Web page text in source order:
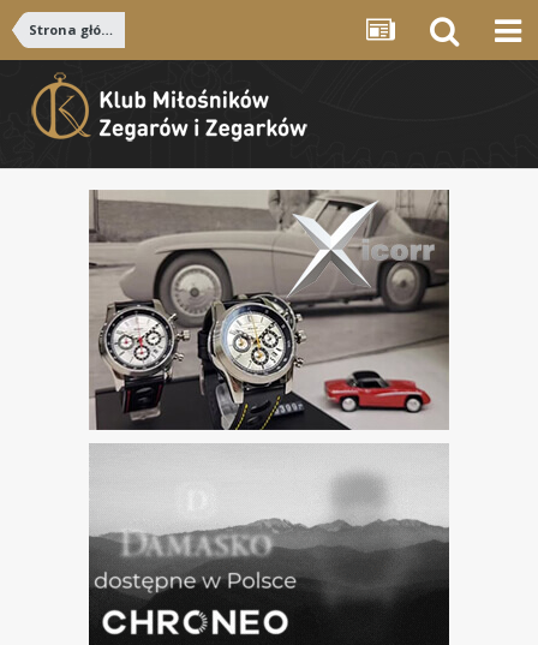
Strona główna